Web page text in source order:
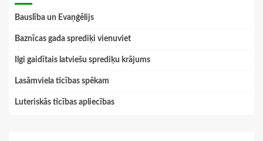
Bauslība un Evaņģēlijs
Baznīcas gada sprediķi vienuviet
Ilgi gaidītais latviešu sprediķu krājums
Lasāmviela ticības spēkam
Luteriskās ticības apliecības